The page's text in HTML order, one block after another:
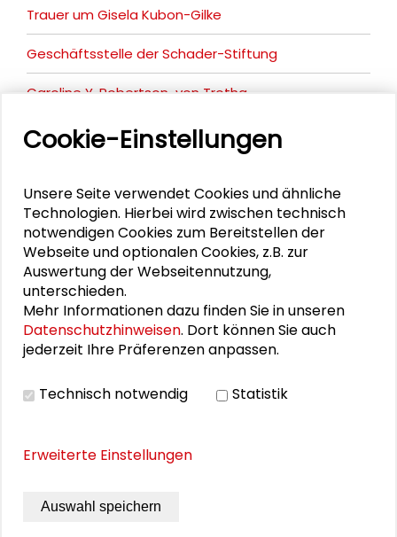
Trauer um Gisela Kubon-Gilke
Geschäftsstelle der Schader-Stiftung
Caroline Y. Robertson-von Trotha
Gisela Kubon-Gilke
Ulrike Röttger
Philipp Schulz
Stefan Selke
Julian Wékel
Programm des Großen Konvents 2020
Keynote von Matthias Quent
Cookie-Einstellungen
Unsere Seite verwendet Cookies und ähnliche
Technologien. Hierbei wird zwischen technisch
notwendigen Cookies zum Bereitstellen der
Webseite und optionalen Cookies, z.B. zur
Auswertung der Webseitennutzung,
unterschieden.
Mehr Informationen dazu finden Sie in unseren
Datenschutzhinweisen. Dort können Sie auch
jederzeit Ihre Präferenzen anpassen.
Technisch notwendig Statistik
Erweiterte Einstellungen
Auswahl speichern